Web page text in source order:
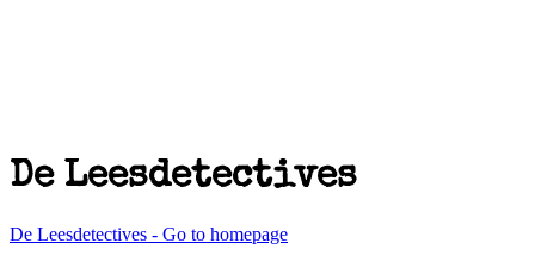
De Leesdetectives
De Leesdetectives - Go to homepage